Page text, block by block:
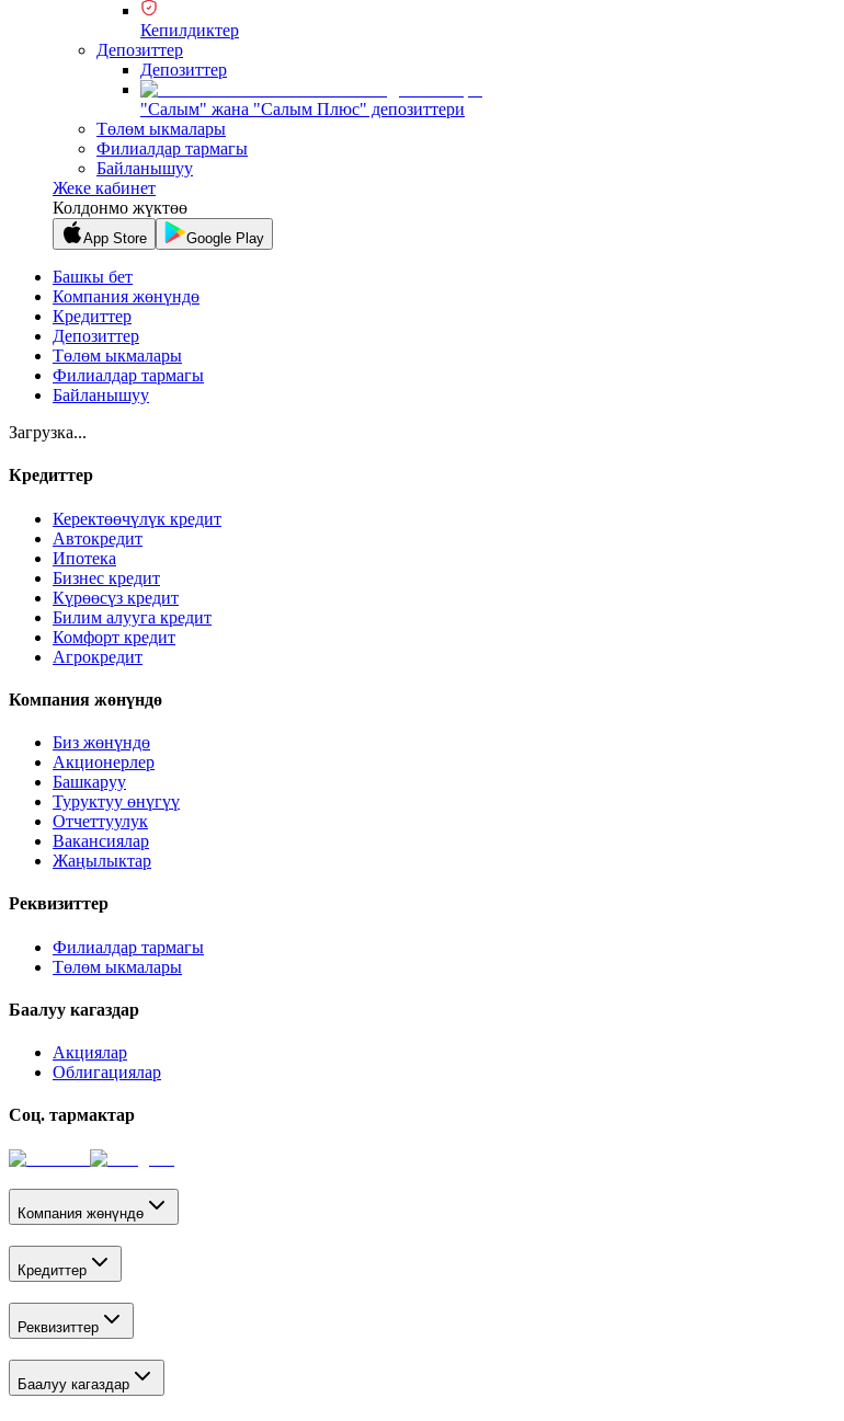
Кепилдиктер
Депозиттер
Депозиттер
"Салым" жана "Салым Плюс" депозиттери
Төлөм ыкмалары
Филиалдар тармагы
Байланышуу
Жеке кабинет
Колдонмо жүктөө
App Store Google Play
Башкы бет
Компания жөнүндө
Кредиттер
Депозиттер
Төлөм ыкмалары
Филиалдар тармагы
Байланышуу
Загрузка...
Кредиттер
Керектөөчүлүк кредит
Автокредит
Ипотека
Бизнес кредит
Күрөөсүз кредит
Билим алууга кредит
Комфорт кредит
Агрокредит
Компания жөнүндө
Биз жөнүндө
Акционерлер
Башкаруу
Туруктуу өнүгүү
Отчеттуулук
Вакансиялар
Жаңылыктар
Реквизиттер
Филиалдар тармагы
Төлөм ыкмалары
Баалуу кагаздар
Акциялар
Облигациялар
Соц. тармактар
Компания жөнүндө
Кредиттер
Реквизиттер
Баалуу кагаздар